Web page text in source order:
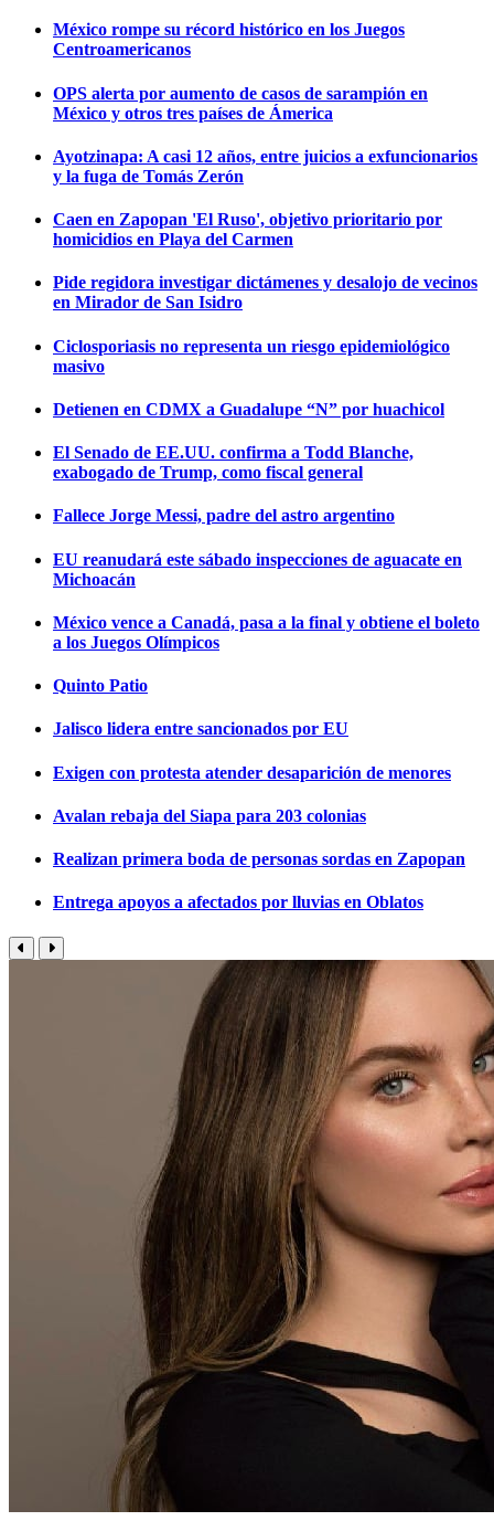
México rompe su récord histórico en los Juegos
Centroamericanos
OPS alerta por aumento de casos de sarampión en
México y otros tres países de Ámerica
Ayotzinapa: A casi 12 años, entre juicios a exfuncionarios
y la fuga de Tomás Zerón
Caen en Zapopan 'El Ruso', objetivo prioritario por
homicidios en Playa del Carmen
Pide regidora investigar dictámenes y desalojo de vecinos
en Mirador de San Isidro
Ciclosporiasis no representa un riesgo epidemiológico
masivo
Detienen en CDMX a Guadalupe “N” por huachicol
El Senado de EE.UU. confirma a Todd Blanche,
exabogado de Trump, como fiscal general
Fallece Jorge Messi, padre del astro argentino
EU reanudará este sábado inspecciones de aguacate en
Michoacán
México vence a Canadá, pasa a la final y obtiene el boleto
a los Juegos Olímpicos
Quinto Patio
Jalisco lidera entre sancionados por EU
Exigen con protesta atender desaparición de menores
Avalan rebaja del Siapa para 203 colonias
Realizan primera boda de personas sordas en Zapopan
Entrega apoyos a afectados por lluvias en Oblatos